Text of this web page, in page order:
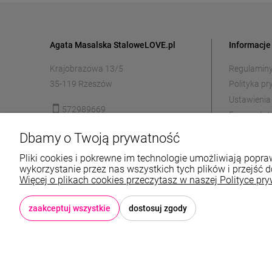
Agata Masalska StaloweLOVE.pl
Krajobrazowa 13/5
35-119 Rzeszów
572989669
Informacje
Regulaminy
Polityka
Formy
Sklep: StaloweLOVE, Krajobrazowa 13/5,
Dbamy o Twoją prywatność
Pliki cookies i pokrewne im technologie umożliwiają
wykorzystanie przez nas wszystkich tych plików i przejść
Więcej o plikach cookies przeczytasz w naszej Polityce
dostosuj zgody
zaakceptuj wszystkie